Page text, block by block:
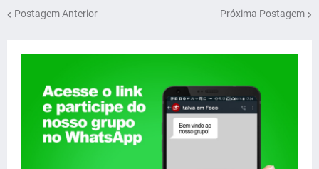
Postagem Anterior Próxima Postagem